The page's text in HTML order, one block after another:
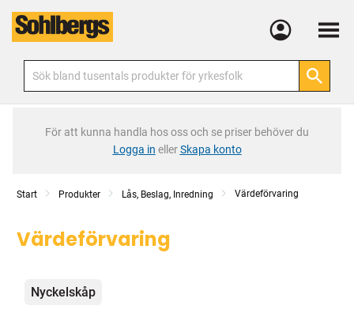
Meny
För att kunna handla hos oss och se priser behöver du
Logga in ellerSkapa konto
Start Produkter Lås, Beslag, Inredning Värdeförvaring
Värdeförvaring
Kategorier
Nyckelskåp